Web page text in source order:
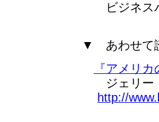
ビジネスパ
▼ あわせて
『アメリ
ジェリー・
http://